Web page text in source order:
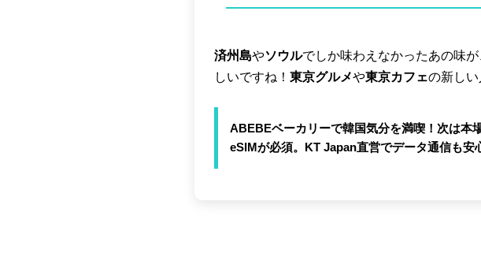
済州島やソウルでしか味わえなかったあの味が
しいですね！ 東京グルメや東京カフェの新しい
ABEBEベーカリーで韓国気分を満喫！次は本
eSIMが必須。KT Japan直営でデータ通信も安